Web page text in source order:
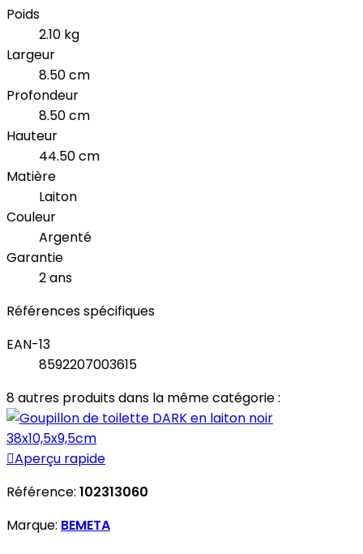
Poids
2.10 kg
Largeur
8.50 cm
Profondeur
8.50 cm
Hauteur
44.50 cm
Matière
Laiton
Couleur
Argenté
Garantie
2 ans
Références spécifiques
EAN-13
8592207003615
8 autres produits dans la même catégorie :
Aperçu rapide
Référence: 102313060
Marque: BEMETA